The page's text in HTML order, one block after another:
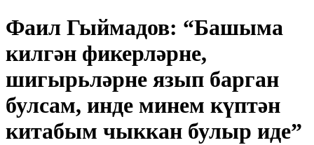
Фаил Гыймадов: “Башыма
килгән фикерләрне,
шигырьләрне язып барган
булсам, инде минем күптән
китабым чыккан булыр иде”